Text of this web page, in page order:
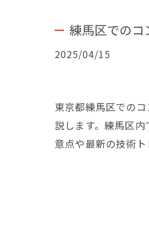
練馬区での
2025/04/15
東京都練馬区での
説します。練馬区
意点や最新の技術